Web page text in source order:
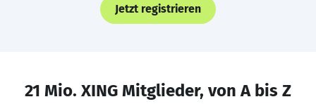
Jetzt registrieren
21 Mio. XING Mitglieder, von A bis Z